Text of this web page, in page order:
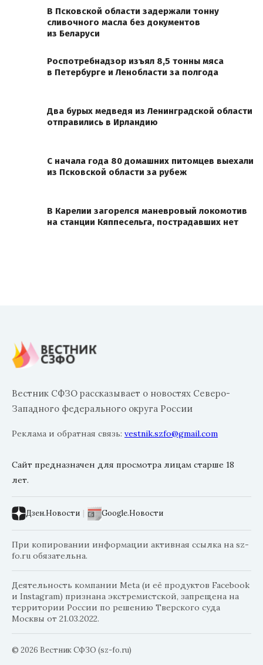
В Псковской области задержали тонну
сливочного масла без документов
из Беларуси
Роспотребнадзор изъял 8,5 тонны мяса
в Петербурге и Ленобласти за полгода
Два бурых медведя из Ленинградской области
отправились в Ирландию
С начала года 80 домашних питомцев выехали
из Псковской области за рубеж
В Карелии загорелся маневровый локомотив
на станции Кяппесельга, пострадавших нет
Вестник СФЗО рассказывает о новостях Северо-
Западного федерального округа России
Реклама и обратная связь: vestnik.szfo@gmail.com
Сайт предназначен для просмотра лицам старше 18
лет.
Дзен.Новости | Google.Новости
При копировании информации активная ссылка на sz-
fo.ru обязательна.
Деятельность компании Meta (и её продуктов Facebook
и Instagram) признана экстремистской, запрещена на
территории России по решению Тверского суда
Москвы от 21.03.2022.
© 2026 Вестник СФЗО (sz-fo.ru)